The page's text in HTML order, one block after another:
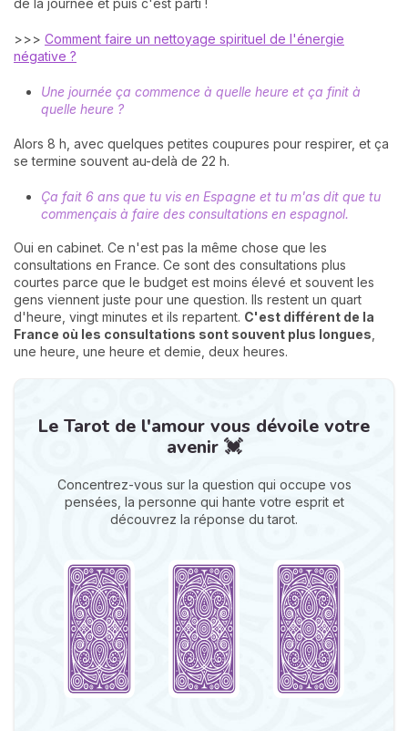
de la journée et puis c'est parti !
>>> Comment faire un nettoyage spirituel de l'énergie
négative ?
Une journée ça commence à quelle heure et ça finit à
quelle heure ?
Alors 8 h, avec quelques petites coupures pour respirer, et ça
se termine souvent au-delà de 22 h.
Ça fait 6 ans que tu vis en Espagne et tu m'as dit que tu
commençais à faire des consultations en espagnol.
Oui en cabinet. Ce n'est pas la même chose que les
consultations en France. Ce sont des consultations plus
courtes parce que le budget est moins élevé et souvent les
gens viennent juste pour une question. Ils restent un quart
d'heure, vingt minutes et ils repartent. C'est différent de la
France où les consultations sont souvent plus longues
une heure, une heure et demie, deux heures.
Le Tarot de l'amour vous dévoile votre
avenir 💓
Concentrez-vous sur la question qui occupe vos
pensées, la personne qui hante votre esprit et
découvrez la réponse du tarot.